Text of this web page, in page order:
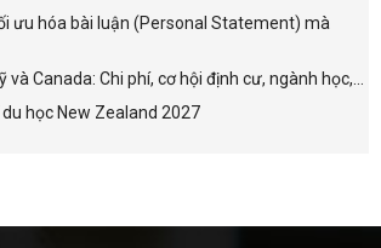
ưu hóa bài luận (Personal Statement) mà
và Canada: Chi phí, cơ hội định cư, ngành học,...
học New Zealand 2027